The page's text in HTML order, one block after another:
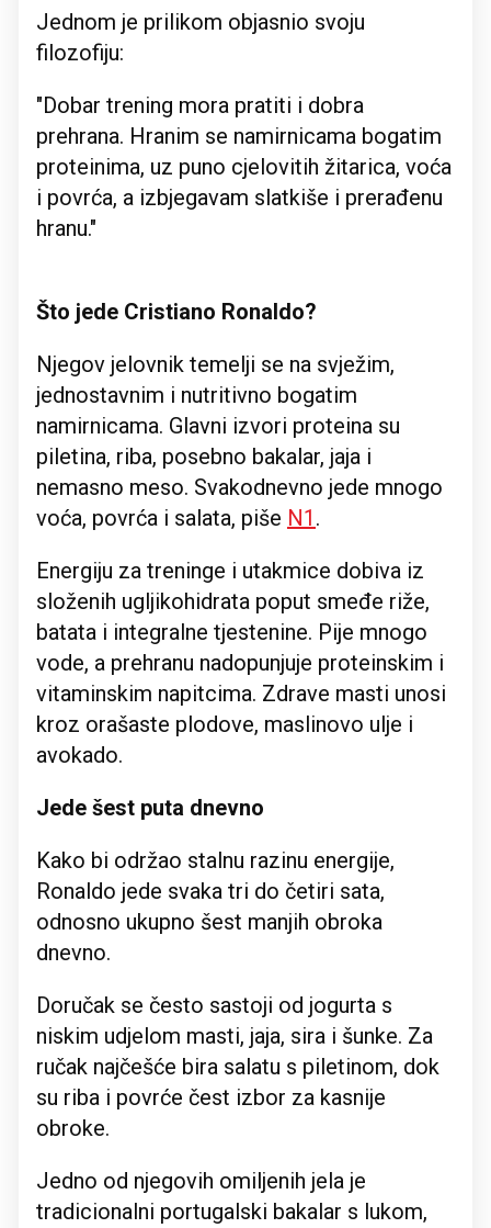
Jednom je prilikom objasnio svoju
filozofiju:
"Dobar trening mora pratiti i dobra
prehrana. Hranim se namirnicama bogatim
proteinima, uz puno cjelovitih žitarica, voća
i povrća, a izbjegavam slatkiše i prerađenu
hranu."
Što jede Cristiano Ronaldo?
Njegov jelovnik temelji se na svježim,
jednostavnim i nutritivno bogatim
namirnicama. Glavni izvori proteina su
piletina, riba, posebno bakalar, jaja i
nemasno meso. Svakodnevno jede mnogo
voća, povrća i salata, piše N1 .
Energiju za treninge i utakmice dobiva iz
složenih ugljikohidrata poput smeđe riže,
batata i integralne tjestenine. Pije mnogo
vode, a prehranu nadopunjuje proteinskim i
vitaminskim napitcima. Zdrave masti unosi
kroz orašaste plodove, maslinovo ulje i
avokado.
Jede šest puta dnevno
Kako bi održao stalnu razinu energije,
Ronaldo jede svaka tri do četiri sata,
odnosno ukupno šest manjih obroka
dnevno.
Doručak se često sastoji od jogurta s
niskim udjelom masti, jaja, sira i šunke. Za
ručak najčešće bira salatu s piletinom, dok
su riba i povrće čest izbor za kasnije
obroke.
Jedno od njegovih omiljenih jela je
tradicionalni portugalski bakalar s lukom,